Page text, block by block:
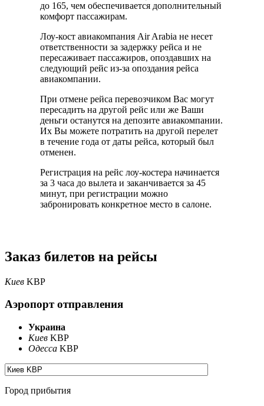
до 165, чем обеспечивается дополнительный
комфорт пассажирам.
Лоу-кост авиакомпания Air Arabia не несет
ответственности за задержку рейса и не
пересаживает пассажиров, опоздавших на
следующий рейс из-за опоздания рейса
авиакомпании.
При отмене рейса перевозчиком Вас могут
пересадить на другой рейс или же Ваши
деньги останутся на депозите авиакомпании.
Их Вы можете потратить на другой перелет
в течение года от даты рейса, который был
отменен.
Регистрация на рейс лоу-костера начинается
за 3 часа до вылета и заканчивается за 45
минут, при регистрации можно
забронировать конкретное место в салоне.
Заказ билетов на рейсы
Киев KBP
Аэропорт отправления
Украина
Киев KBP
Одесса KBP
Город прибытия